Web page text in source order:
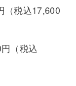
税込17,600
（税込